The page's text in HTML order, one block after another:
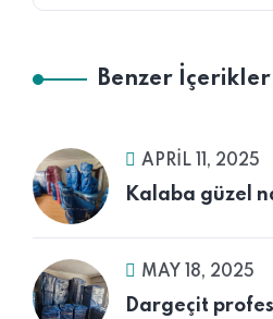
Benzer İçerikler
APRIL 11, 2025
Kalaba güzel
MAY 18, 2025
Dargeçit